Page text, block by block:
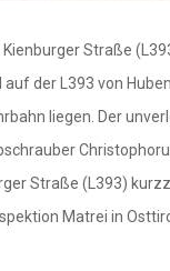
Straße
der L393 von
liegen. Der
Straße (L393)
Matrei in